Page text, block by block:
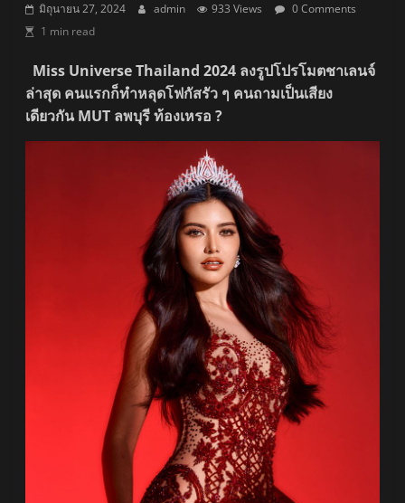
มิถุนายน 27, 2024 admin 933 Views
0 Comments
1 min read
Miss Universe Thailand 2024 ลงรูปโปรโมตชาเลนจ์
ล่าสุด คนแรกก็ทำหลุดโฟกัสรัว ๆ คนถามเป็นเสียง
เดียวกัน MUT ลพบุรี ท้องเหรอ ?